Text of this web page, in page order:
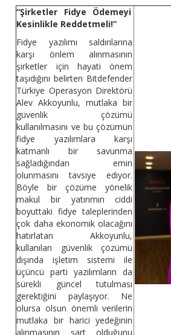
“Şirketler Fidye Ödemeyi
Kesinlikle Reddetmeli!”
Fidye yazılımı saldırılarına
karşı önlem alınmasının
şirketler için hayati önem
taşıdığını belirten Bitdefender
Türkiye Operasyon Direktörü
Alev Akkoyunlu, mutlaka bir
güvenlik çözümü
kullanılmasını ve bu çözümün
fidye yazılımlara karşı
katmanlı bir savunma
sağladığından emin
olunmasını tavsiye ediyor.
Böyle bir çözüme yönelik
makul bir yatırımın ciddi
boyuttaki fidye taleplerinden
çok daha ekonomik olacağını
hatırlatan Akkoyunlu,
kullanılan güvenlik çözümü
dışında işletim sistemi ile
üçüncü parti yazılımların da
sürekli güncel tutulması
gerektiğini paylaşıyor. Ne
olursa olsun önemli verilerin
mutlaka bir harici yedeğinin
alınmasının şart olduğunu